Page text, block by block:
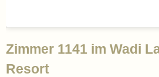
Zimmer 1141 im Wadi
Resort